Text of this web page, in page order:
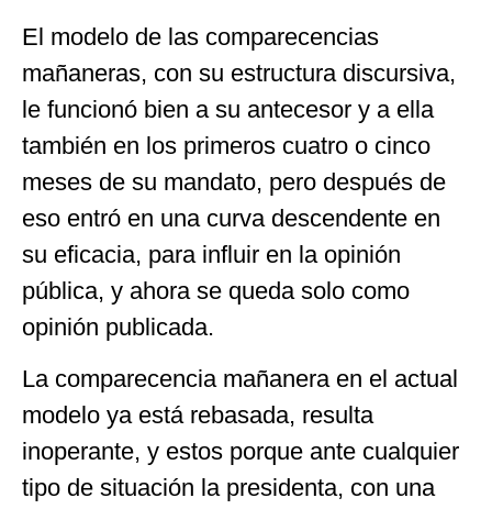
El modelo de las comparecencias
mañaneras, con su estructura discursiva,
le funcionó bien a su antecesor y a ella
también en los primeros cuatro o cinco
meses de su mandato, pero después de
eso entró en una curva descendente en
su eficacia, para influir en la opinión
pública, y ahora se queda solo como
opinión publicada.
La comparecencia mañanera en el actual
modelo ya está rebasada, resulta
inoperante, y estos porque ante cualquier
tipo de situación la presidenta, con una